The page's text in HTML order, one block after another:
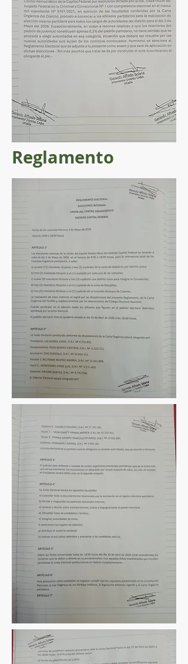
Reglamento